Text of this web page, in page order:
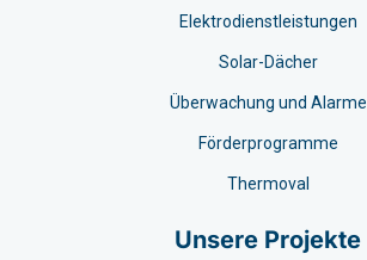
Elektrodienstleistungen
Solar-Dächer
Überwachung und Alarme
Förderprogramme
Thermoval
Unsere Projekte